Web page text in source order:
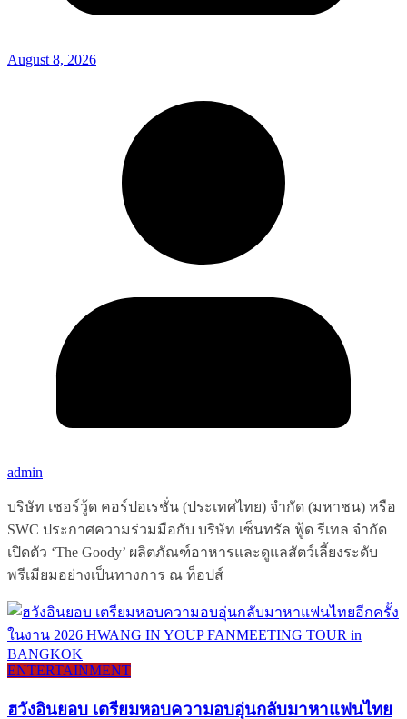
August 8, 2026
admin
บริษัท เชอร์วู้ด คอร์ปอเรชั่น (ประเทศไทย) จำกัด (มหาชน) หรือ
SWC ประกาศความร่วมมือกับ บริษัท เซ็นทรัล ฟู้ด รีเทล จำกัด
เปิดตัว ‘The Goody’ ผลิตภัณฑ์อาหารและดูแลสัตว์เลี้ยงระดับ
พรีเมียมอย่างเป็นทางการ ณ ท็อปส์
ENTERTAINMENT
ฮวังอินยอบ เตรียมหอบความอบอุ่นกลับมาหาแฟนไทย